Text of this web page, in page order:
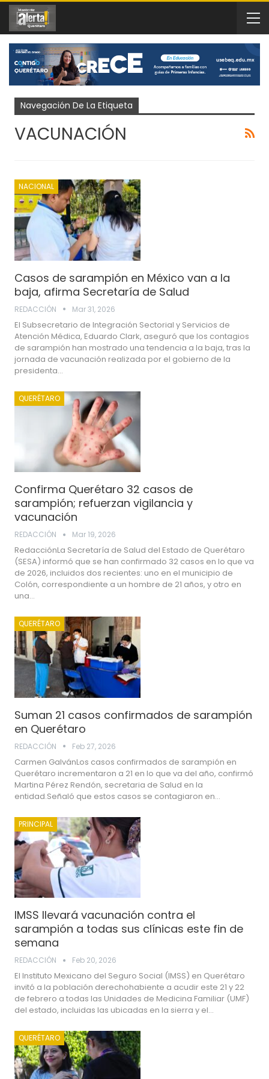
Navegación De La Etiqueta
VACUNACIÓN
NACIONAL
Casos de sarampión en México van a la
baja, afirma Secretaría de Salud
REDACCIÓN Mar 31, 2026
El Subsecretario de Integración Sectorial y Servicios de
Atención Médica, Eduardo Clark, aseguró que los contagios
de sarampión han mostrado una tendencia a la baja, tras la
jornada de vacunación realizada por el gobierno de la
presidenta…
QUERÉTARO
Confirma Querétaro 32 casos de
sarampión; refuerzan vigilancia y
vacunación
REDACCIÓN Mar 19, 2026
RedacciónLa Secretaría de Salud del Estado de Querétaro
(SESA) informó que se han confirmado 32 casos en lo que va
de 2026, incluidos dos recientes: uno en el municipio de
Colón, correspondiente a un hombre de 21 años, y otro en
una…
QUERÉTARO
Suman 21 casos confirmados de sarampión
en Querétaro
REDACCIÓN Feb 27, 2026
Carmen GalvánLos casos confirmados de sarampión en
Querétaro incrementaron a 21 en lo que va del año, confirmó
Martina Pérez Rendón, secretaria de Salud en la
entidad.Señaló que estos casos se contagiaron en…
PRINCIPAL
IMSS llevará vacunación contra el
sarampión a todas sus clínicas este fin de
semana
REDACCIÓN Feb 20, 2026
El Instituto Mexicano del Seguro Social (IMSS) en Querétaro
invitó a la población derechohabiente a acudir este 21 y 22
de febrero a todas las Unidades de Medicina Familiar (UMF)
del estado, incluidas las ubicadas en la sierra y el…
QUERÉTARO